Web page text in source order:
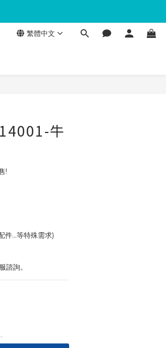
繁體中文
牛
!
件...等特殊需求)
詢。